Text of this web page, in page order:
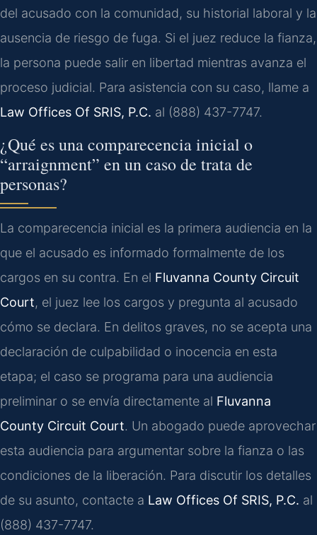
del acusado con la comunidad, su historial laboral y la
ausencia de riesgo de fuga. Si el juez reduce la fianza,
la persona puede salir en libertad mientras avanza el
proceso judicial. Para asistencia con su caso, llame a
Law Offices Of SRIS, P.C. al (888) 437-7747.
¿Qué es una comparecencia inicial o
“arraignment” en un caso de trata de
personas?
La comparecencia inicial es la primera audiencia en la
que el acusado es informado formalmente de los
cargos en su contra. En el Fluvanna County Circuit
Court, el juez lee los cargos y pregunta al acusado
cómo se declara. En delitos graves, no se acepta una
declaración de culpabilidad o inocencia en esta
etapa; el caso se programa para una audiencia
preliminar o se envía directamente al Fluvanna
County Circuit Court. Un abogado puede aprovechar
esta audiencia para argumentar sobre la fianza o las
condiciones de la liberación. Para discutir los detalles
de su asunto, contacte a Law Offices Of SRIS, P.C. al
(888) 437-7747.